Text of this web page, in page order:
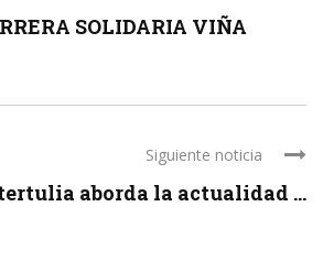
SOLIDARIA VIÑA
Siguiente noticia
tertulia aborda la actualidad ...